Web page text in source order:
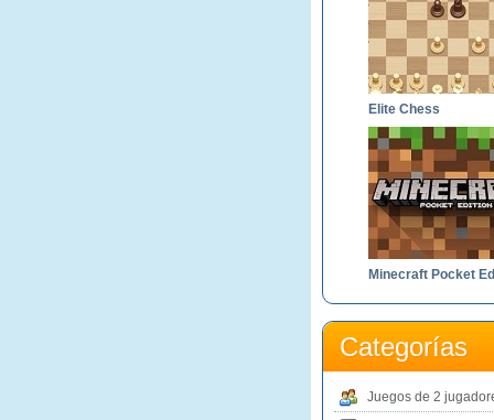
Elite Chess
Categorías
Juegos de 2